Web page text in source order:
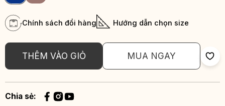
Chính sách đổi hàng Hướng dẫn chọn size
THÊM VÀO GIỎ MUA NGAY
Chia sẻ: